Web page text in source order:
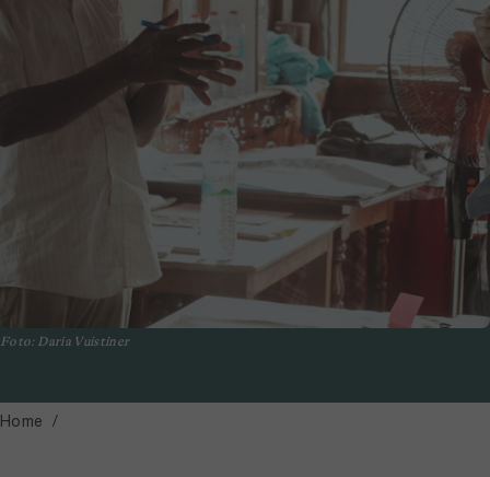
Foto: Daria Vuistiner
Home